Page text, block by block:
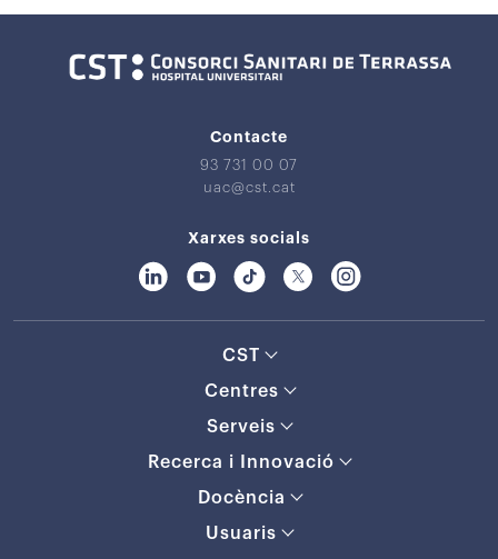
Contacte
93 731 00 07
uac@cst.cat
Xarxes socials
CST
Centres
Serveis
Recerca i Innovació
Docència
Usuaris